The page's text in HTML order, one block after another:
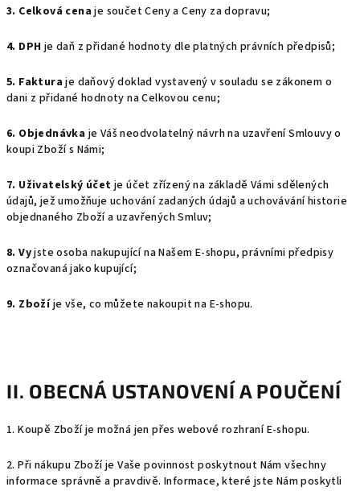
3. Celková cenaje součet Ceny a Ceny za dopravu;
4. DPH je daň z přidané hodnoty dle platných právních předpisů;
5. Fakturaje daňový doklad vystavený v souladu se zákonem o
dani z přidané hodnoty na Celkovou cenu;
6. Objednávka je Váš neodvolatelný návrh na uzavření Smlouvy o
koupi Zboží s Námi;
7. Uživatelský účetje účet zřízený na základě Vámi sdělených
údajů, jež umožňuje uchování zadaných údajů a uchovávání historie
objednaného Zboží a uzavřených Smluv;
8. Vyjste osoba nakupující na Našem E-shopu, právními předpisy
označovaná jako kupující;
9. Zbožíje vše, co můžete nakoupit na E-shopu.
II. OBECNÁ USTANOVENÍ A POUČENÍ
1. Koupě Zboží je možná jen přes webové rozhraní E-shopu.
2. Při nákupu Zboží je Vaše povinnost poskytnout Nám všechny
informace správně a pravdivě. Informace, které jste Nám poskytli